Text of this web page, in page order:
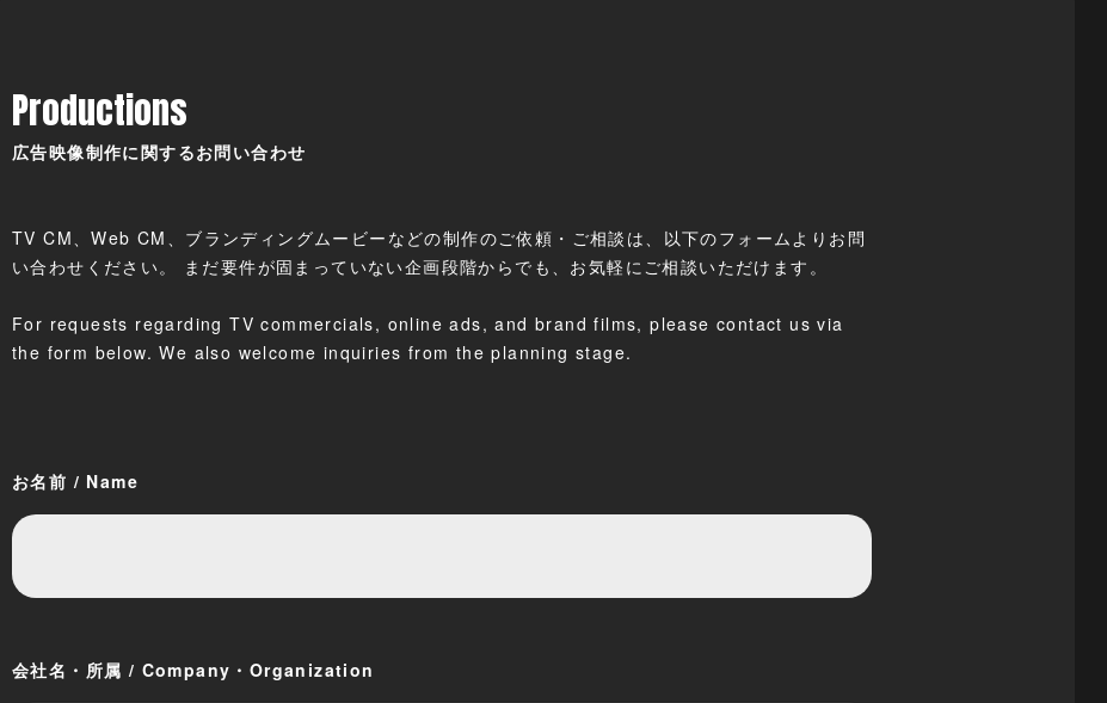
広告映像制作に関するお問い合わせ
Productions
TV CM、Web CM、ブランディングムービーなどの制作のご依頼・ご相談は、以下のフォームよりお問
い合わせください。 まだ要件が固まっていない企画段階からでも、お気軽にご相談いただけます。
For requests regarding TV commercials, online ads, and brand films, please contact us via
the form below. We also welcome inquiries from the planning stage.
お名前 / Name
会社名・所属 / Company・Organization